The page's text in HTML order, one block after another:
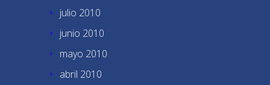
julio 2010
junio 2010
mayo 2010
abril 2010